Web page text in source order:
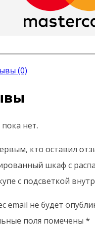
(0)
нет.
кто оставил
шкаф с
с подсветкой
email не будет
поля помечены *